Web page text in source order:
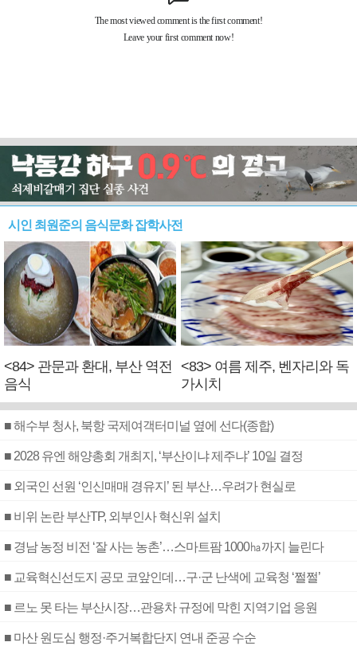
시인 최원준의 음식문화 잡학사전
<84> 관문과 환대, 부산 역전
음식
<83> 여름 제주, 벤자리와 독
가시치
■ 해수부 청사, 북항 국제여객터미널 옆에 선다(종합)
■ 2028 유엔 해양총회 개최지, ‘부산이냐 제주냐’ 10일 결정
■ 외국인 선원 ‘인신매매 경유지’ 된 부산…우려가 현실로
■ 비위 논란 부산TP, 외부인사 혁신위 설치
■ 경남 농정 비전 ‘잘 사는 농촌’…스마트팜 1000㏊까지 늘린다
■ 교육혁신선도지 공모 코앞인데…구·군 난색에 교육청 ‘쩔쩔’
■ 르노 못 타는 부산시장…관용차 규정에 막힌 지역기업 응원
■ 마산 원도심 행정·주거복합단지 연내 준공 수순